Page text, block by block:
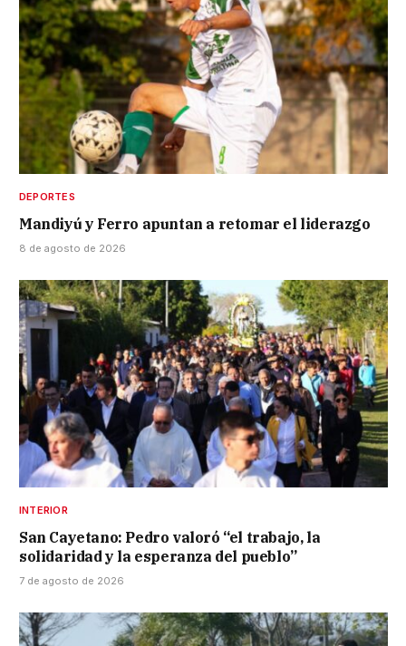
DEPORTES
Mandiyú y Ferro apuntan a retomar el liderazgo
8 de agosto de 2026
INTERIOR
San Cayetano: Pedro valoró “el trabajo, la
solidaridad y la esperanza del pueblo”
7 de agosto de 2026